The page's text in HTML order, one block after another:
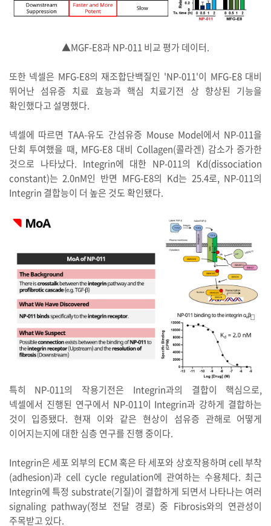
▲MGF-E8과 NP-011 비교 평가 데이터.
또한 넥셀은 MFG-E8의 재조합단백질인 'NP-011'이 MFG-E8 대비
뛰어난 섬유증 치료 효능과 핵심 치료기전 상 향상된 기능을
확인했다고 설명했다.
넥셀에 따르면 TAA-유도 간섬유증 Mouse Model에서 NP-011을
단회 투여했을 때, MFG-E8 대비 Collagen(콜라겐) 감소가 증가한
것으로 나타났다. Integrin에 대한 NP-011의 Kd(dissociation
constant)는 2.0nM인 반면 MFG-E8의 Kd는 25.4로, NP-011의
Integrin 결합능이 더 높은 것도 확인됐다.
특히 NP-011의 작용기전은 Integrin과의 결합이 핵심으로,
넥셀에서 진행된 연구에서 NP-011이 Integrin과 강하게 결합하는
것이 입증됐다. 현재 이와 같은 현상이 섬유증 관해로 어떻게
이어지는지에 대한 심층 연구를 진행 중이다.
Integrin은 세포 외부의 ECM 혹은 타 세포와 상호작용하며 cell 부착
(adhesion)과 cell cycle regulation에 관여하는 수용체다. 최근
Integrin에 특정 substrate(기질)이 결합하게 되면서 나타나는 여러
signaling pathway(정보 전달 경로) 중 Fibrosis와의 연관성이
주목받고 있다.